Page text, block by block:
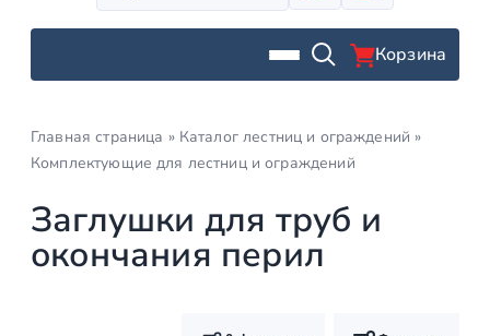
Корзина
Главная страница » Каталог лестниц и ограждений »
Комплектующие для лестниц и ограждений
Заглушки для труб и
окончания перил